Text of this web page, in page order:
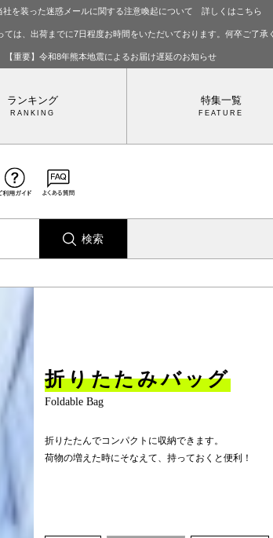
社を装った迷惑メールに関する注意喚起について 詳しくはこちら
ては、出荷までに7日程度お時間をいただいております。何卒ご了承
【重要】令和8年熊本地震によるお届け遅延のお知らせ
ランキング 特集一覧
検索
折りたたみバッグ
Foldable Bag
折りたたんでコンパクトに収納できます。
荷物の増えた時にそなえて、持っておくと便利！